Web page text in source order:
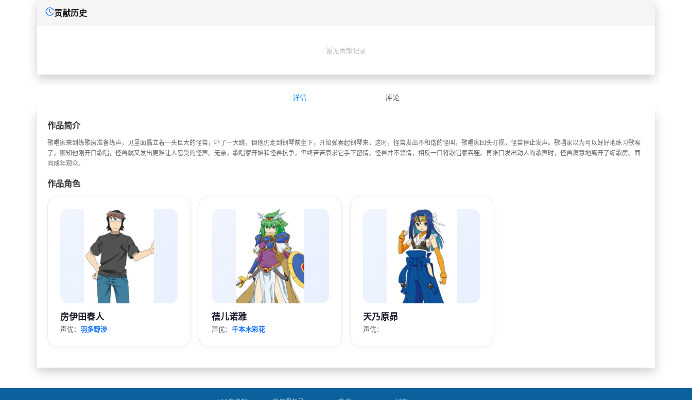
贡献历史
暂无贡献记录
详情 评论
作品简介
歌唱家来到练歌房准备练声，见里面矗立着一头巨大的怪兽，吓了一大跳，但他仍走到钢琴前坐下，开始弹奏起钢琴来，这时，怪兽发出不和谐的怪叫，歌唱家回头盯视，怪兽停止发声。歌唱家以为可以好好地练习歌喉
了，哪知他刚开口歌唱，怪兽就又发出更难让人忍受的怪声。无奈，歌唱家开始和怪兽抗争，但终苦苦哀求它手下留情。怪兽并不领情，相反一口将歌唱家吞噬。再张口发出动人的歌声时，怪兽满意地离开了练歌房。面
向成年观众。
作品角色
房伊田春人
声优： 羽多野涉
蓓儿诺雅
声优： 千本木彩花
天乃原昴
声优：